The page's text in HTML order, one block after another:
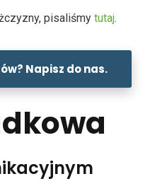
pisaliśmy tutaj.
Napisz do nas.